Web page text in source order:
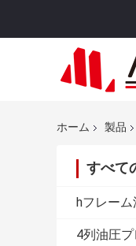
ホーム 製品
すべて
hフレー
4列油圧